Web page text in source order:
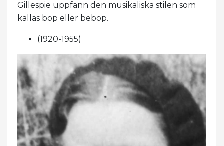
Gillespie uppfann den musikaliska stilen som
kallas bop eller bebop.
(1920-1955)